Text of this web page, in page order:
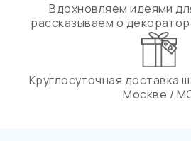
Вдохновляем идеями
рассказываем о
Круглосуточная доставка
Москве /